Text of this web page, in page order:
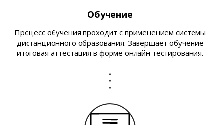
Обучение
Процесс обучения проходит с применением системы
дистанционного образования. Завершает обучение
итоговая аттестация в форме онлайн тестирования.